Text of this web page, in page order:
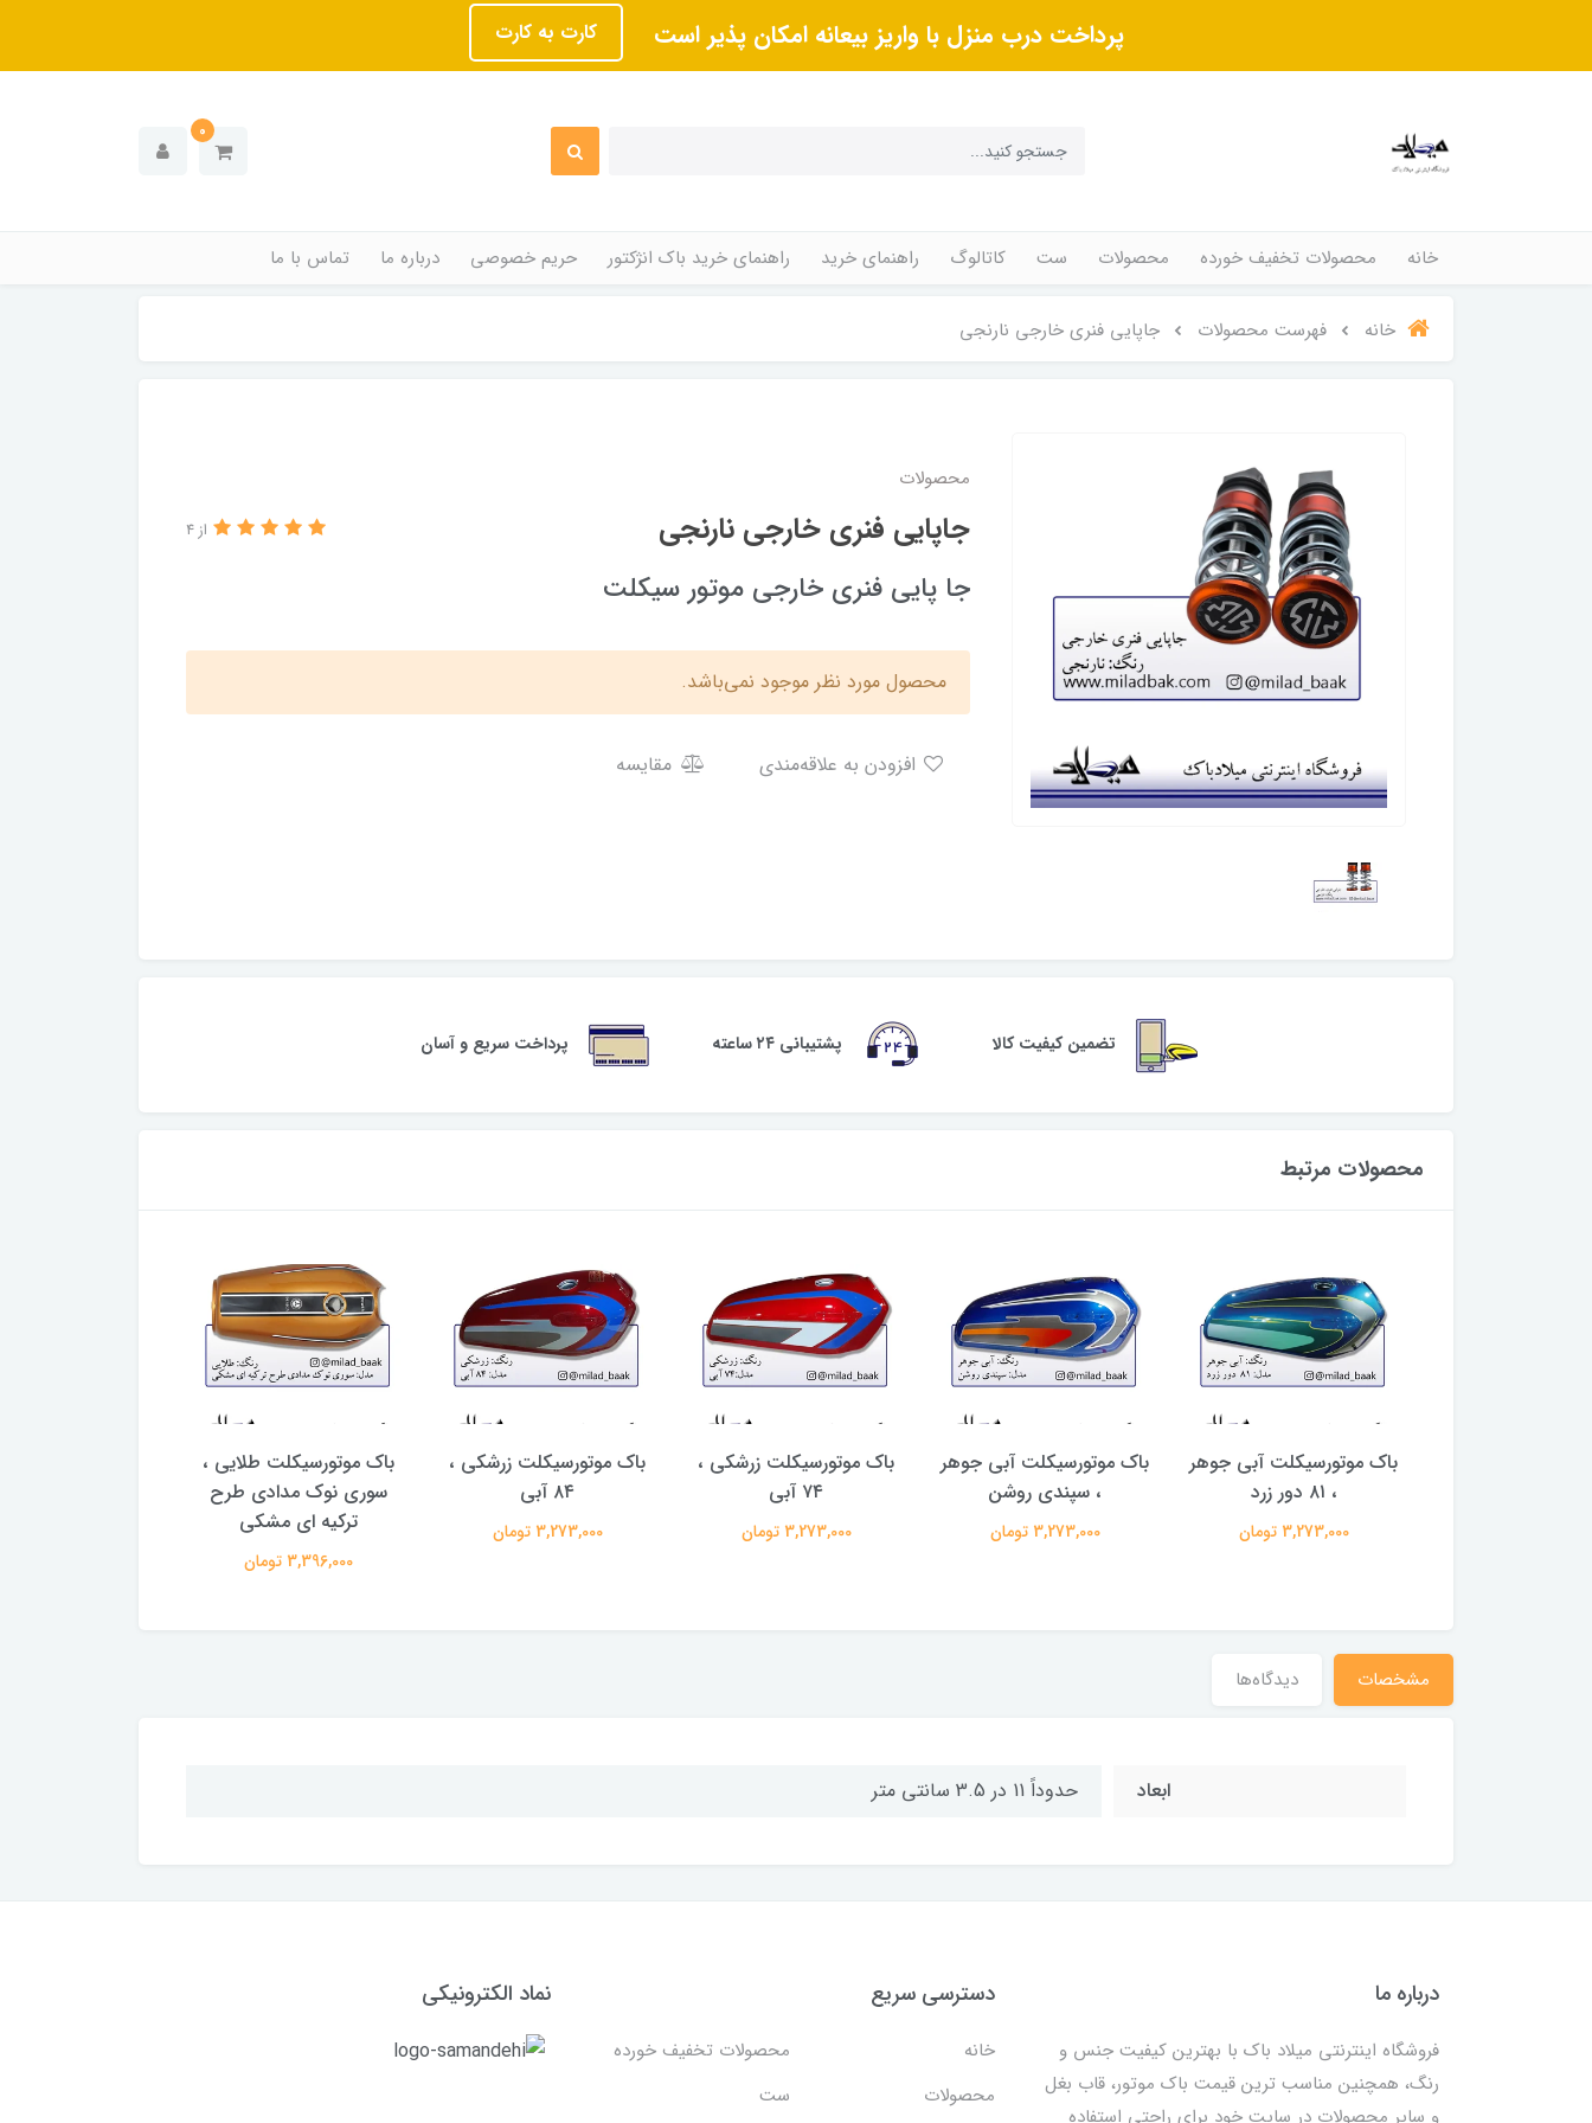
پرداخت درب منزل با واریز بیعانه امکان پذیر است کارت به کارت
0
خانه محصولات تخفیف خورده محصولات ست کاتالوگ راهنمای خرید راهنمای خرید باک انژکتور حریم خصوصی درباره ما تماس با ما
خانه فهرست محصولات جاپایی فنری خارجی نارنجی
محصولات
جاپایی فنری خارجی نارنجی از 4
جا پایی فنری خارجی موتور سیکلت
محصول مورد نظر موجود نمی‌باشد.
مقایسه
تضمین کیفیت کالا پشتیبانی ۲۴ ساعته پرداخت سریع و آسان
محصولات مرتبط
باک موتورسیکلت آبی جوهر
، ۸۱ دور زرد
3,273,000 تومان
باک موتورسیکلت آبی جوهر
، سپندی روشن
3,273,000 تومان
باک موتورسیکلت زرشکی ،
۷۴ آبی
3,273,000 تومان
باک موتورسیکلت زرشکی ،
۸۴ آبی
3,273,000 تومان
باک موتورسیکلت طلایی ،
سوری نوک مدادی طرح
ترکیه ای مشکی
3,396,000 تومان
مشخصات دیدگاه‌ها
ابعاد حدوداً 11 در 3.5 سانتی متر
درباره ما
فروشگاه اینترنتی میلاد باک با بهترین کیفیت جنس و
رنگ، همچنین مناسب ترین قیمت باک موتور، قاب بغل
و سایر محصولات در سایت خود برای راحتی استفاده
دسترسی سریع
خانه
محصولات تخفیف خورده
محصولات
ست
نماد الکترونیکی